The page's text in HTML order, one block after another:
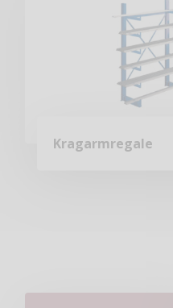
Kragarmregale